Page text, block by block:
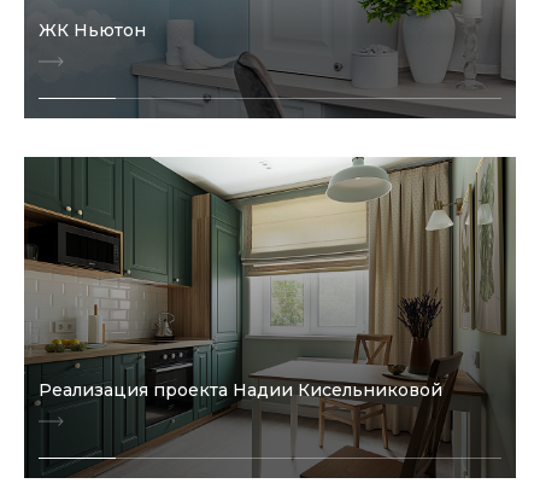
ЖК Ньютон
Реализация проекта Надии Кисельниковой